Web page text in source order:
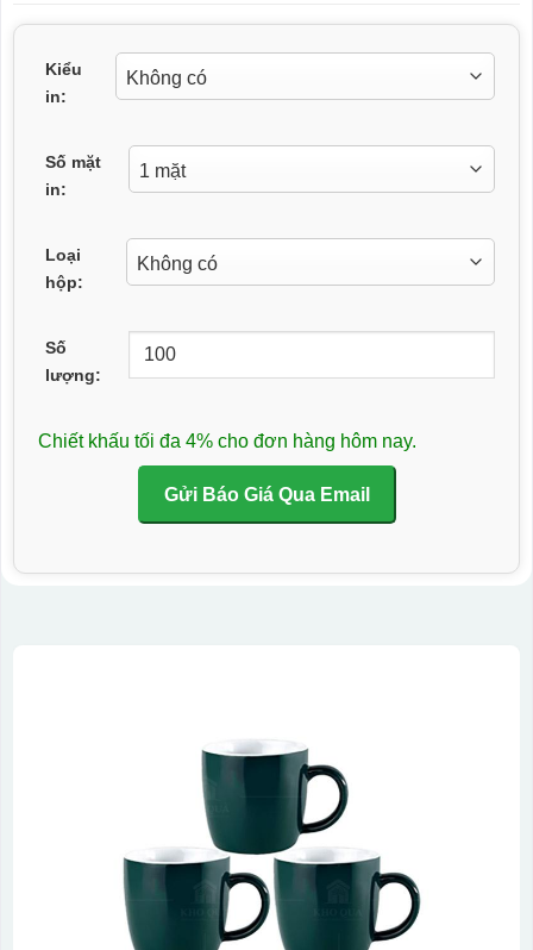
Kiểu
in:
Số mặt
in:
Loại
hộp:
Số
lượng:
Chiết khấu tối đa 4% cho đơn hàng hôm nay.
Gửi Báo Giá Qua Email